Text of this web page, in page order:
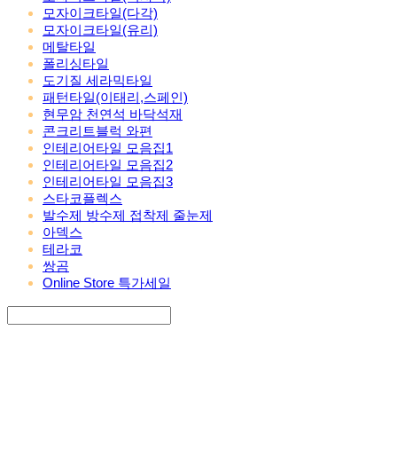
모자이크타일(다각)
모자이크타일(유리)
메탈타일
폴리싱타일
도기질 세라믹타일
패턴타일(이태리,스페인)
현무암 천연석 바닥석재
콘크리트블럭 와편
인테리어타일 모음집1
인테리어타일 모음집2
인테리어타일 모음집3
스타코플렉스
발수제 방수제 접착제 줄눈제
아덱스
테라코
쌍곰
Online Store 특가세일